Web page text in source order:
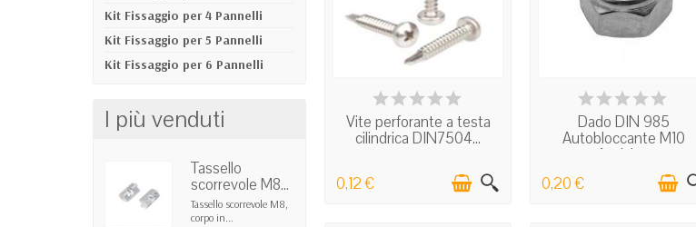
Kit Fissaggio per 4 Pannelli
Kit Fissaggio per 5 Pannelli
Kit Fissaggio per 6 Pannelli
I più venduti
Tassello
scorrevole M8...
Tassello scorrevole M8,
corpo in...
IN STOCK
Vite perforante a testa
cilindrica DIN7504...
0,12 €
IN STOCK
Dado DIN 985
Autobloccante M10
Acciaio...
0,20 €